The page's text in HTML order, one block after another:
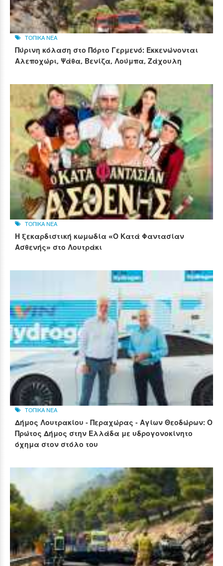
ΤΟΠΙΚΑ ΝΕΑ
Πύρινη κόλαση στο Πόρτο Γερμενό: Εκκενώνονται
Αλεποχώρι, Ψάθα, Βενίζα, Λούμπα, Ζάχουλη
ΤΟΠΙΚΑ ΝΕΑ
Η ξεκαρδιστική κωμωδία «Ο Κατά Φαντασίαν
Ασθενής» στο Λουτράκι
ΤΟΠΙΚΑ ΝΕΑ
Δήμος Λουτρακίου - Περαχώρας - Αγίων Θεοδώρων: Ο
Πρώτος Δήμος στην Ελλάδα με υδρογονοκίνητο
όχημα στον στόλο του